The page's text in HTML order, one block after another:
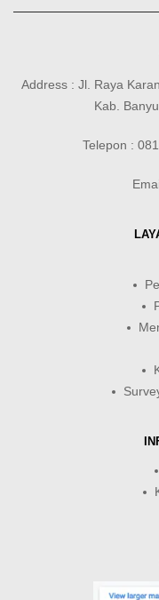
Address : Jl. Raya
Kab.
Telepon :